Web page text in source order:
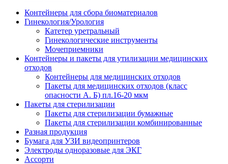
Контейнеры для сбора биоматериалов
Гинекология/Урология
Катетер уретральный
Гинекологические инструменты
Мочеприемники
Контейнеры и пакеты для утилизации медицинских
отходов
Контейнеры для медицинских отходов
Пакеты для медицинских отходов (класс
опасности А. Б) пл.16-20 мкм
Пакеты для стерилизации
Пакеты для стерилизации бумажные
Пакеты для стерилизации комбинированные
Разная продукция
Бумага для УЗИ видеопринтеров
Электроды одноразовые для ЭКГ
Ассорти